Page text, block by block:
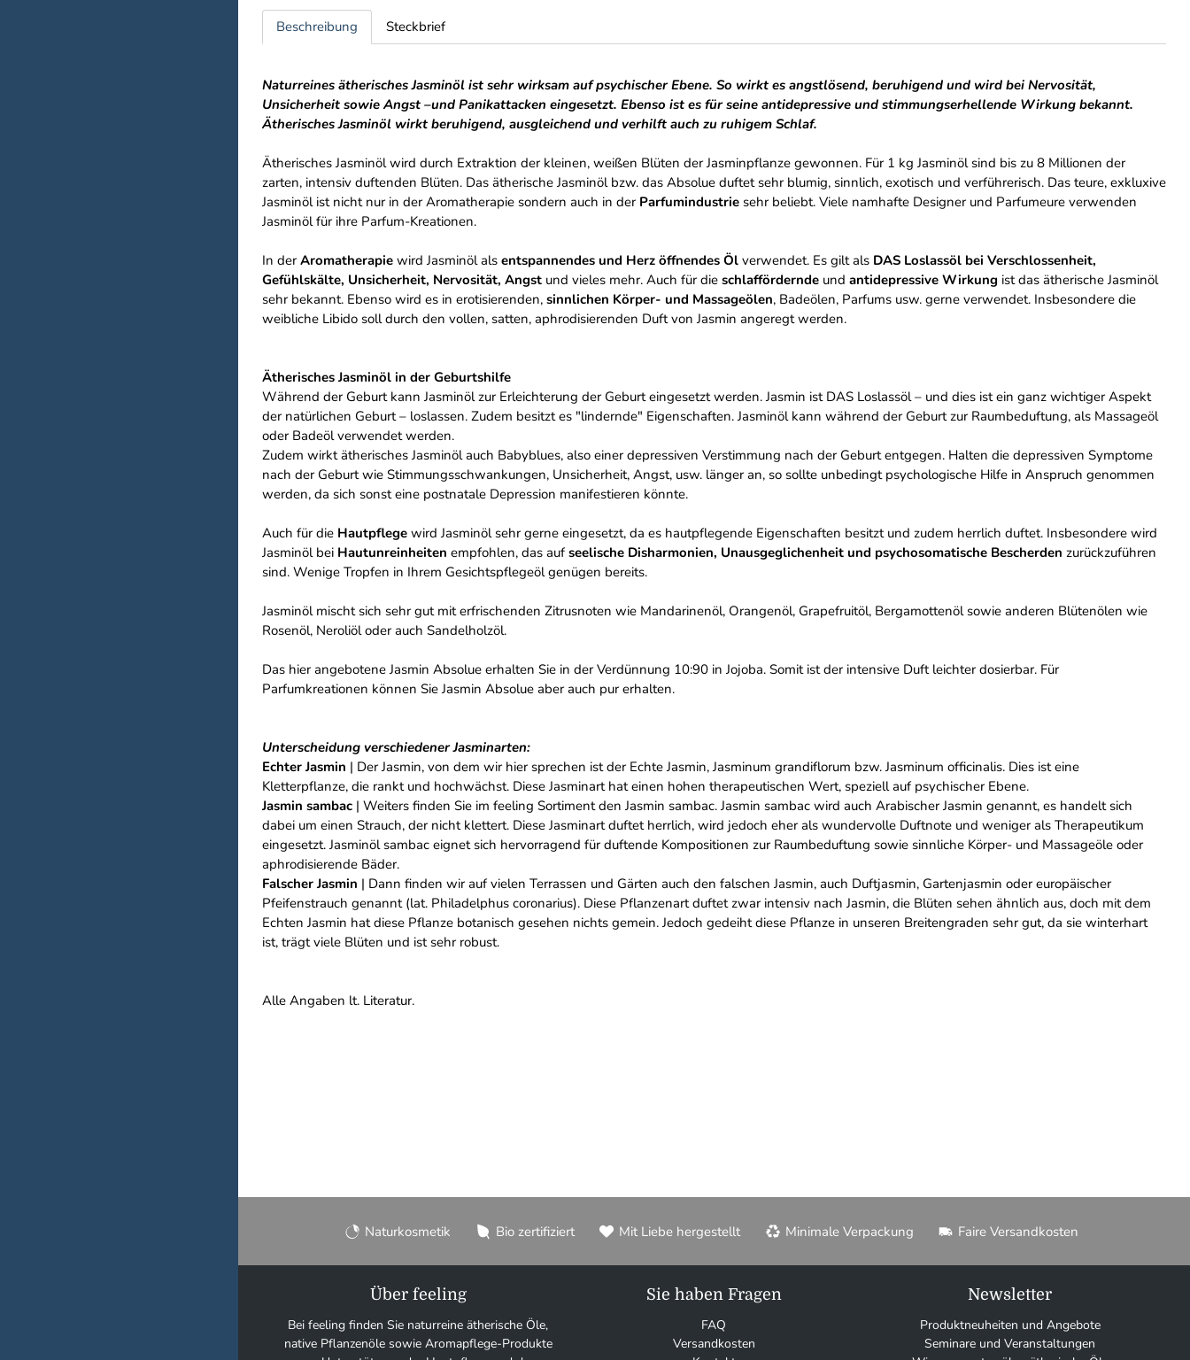
Beschreibung Steckbrief
Naturreines ätherisches Jasminöl ist sehr wirksam auf psychischer Ebene. So wirkt es angstlösend, beruhigend und wird bei Nervosität,
Unsicherheit sowie Angst –und Panikattacken eingesetzt. Ebenso ist es für seine antidepressive und stimmungserhellende Wirkung bekannt.
Ätherisches Jasminöl wirkt beruhigend, ausgleichend und verhilft auch zu ruhigem Schlaf.
Ätherisches Jasminöl wird durch Extraktion der kleinen, weißen Blüten der Jasminpflanze gewonnen. Für 1 kg Jasminöl sind bis zu 8 Millionen der
zarten, intensiv duftenden Blüten. Das ätherische Jasminöl bzw. das Absolue duftet sehr blumig, sinnlich, exotisch und verführerisch. Das teure, exkluxive
Jasminöl ist nicht nur in der Aromatherapie sondern auch in der Parfumindustriesehr beliebt. Viele namhafte Designer und Parfumeure verwenden
Jasminöl für ihre Parfum-Kreationen.
In derAromatherapiewird Jasminöl als entspannendes und Herz öffnendes Ölverwendet. Es gilt als DAS Loslassöl bei Verschlossenheit,
Gefühlskälte, Unsicherheit, Nervosität, Angstund vieles mehr. Auch für die schlafförderndeund antidepressive Wirkung ist das ätherische Jasminöl
sehr bekannt. Ebenso wird es in erotisierenden, sinnlichen Körper- und Massageölen, Badeölen, Parfums usw. gerne verwendet. Insbesondere die
weibliche Libido soll durch den vollen, satten, aphrodisierenden Duft von Jasmin angeregt werden.
Ätherisches Jasminöl in der Geburtshilfe
Während der Geburt kann Jasminöl zur Erleichterung der Geburt eingesetzt werden. Jasmin ist DAS Loslassöl – und dies ist ein ganz wichtiger Aspekt
der natürlichen Geburt – loslassen. Zudem besitzt es "lindernde" Eigenschaften. Jasminöl kann während der Geburt zur Raumbeduftung, als Massageöl
oder Badeöl verwendet werden.
Zudem wirkt ätherisches Jasminöl auch Babyblues, also einer depressiven Verstimmung nach der Geburt entgegen. Halten die depressiven Symptome
nach der Geburt wie Stimmungsschwankungen, Unsicherheit, Angst, usw. länger an, so sollte unbedingt psychologische Hilfe in Anspruch genommen
werden, da sich sonst eine postnatale Depression manifestieren könnte.
Auch für die Hautpflegewird Jasminöl sehr gerne eingesetzt, da es hautpflegende Eigenschaften besitzt und zudem herrlich duftet. Insbesondere wird
Jasminöl bei Hautunreinheiten empfohlen, das aufseelische Disharmonien, Unausgeglichenheit und psychosomatische Bescherden zurückzuführen
sind. Wenige Tropfen in Ihrem Gesichtspflegeöl genügen bereits.
Jasminöl mischt sich sehr gut mit erfrischenden Zitrusnoten wie Mandarinenöl, Orangenöl, Grapefruitöl, Bergamottenöl sowie anderen Blütenölen wie
Rosenöl, Neroliöl oder auch Sandelholzöl.
Das hier angebotene Jasmin Absolue erhalten Sie in der Verdünnung 10:90 in Jojoba. Somit ist der intensive Duft leichter dosierbar. Für
Parfumkreationen können Sie Jasmin Absolue aber auch pur erhalten.
Unterscheidung verschiedener Jasminarten:
Echter Jasmin | Der Jasmin, von dem wir hier sprechen ist der Echte Jasmin, Jasminum grandiflorum bzw. Jasminum officinalis. Dies ist eine
Kletterpflanze, die rankt und hochwächst. Diese Jasminart hat einen hohen therapeutischen Wert, speziell auf psychischer Ebene.
Jasmin sambac| Weiters finden Sie im feeling Sortiment den Jasmin sambac. Jasmin sambac wird auch Arabischer Jasmin genannt, es handelt sich
dabei um einen Strauch, der nicht klettert. Diese Jasminart duftet herrlich, wird jedoch eher als wundervolle Duftnote und weniger als Therapeutikum
eingesetzt. Jasminöl sambac eignet sich hervorragend für duftende Kompositionen zur Raumbeduftung sowie sinnliche Körper- und Massageöle oder
aphrodisierende Bäder.
Falscher Jasmin | Dann finden wir auf vielen Terrassen und Gärten auch den falschen Jasmin, auch Duftjasmin, Gartenjasmin oder europäischer
Pfeifenstrauch genannt (lat. Philadelphus coronarius). Diese Pflanzenart duftet zwar intensiv nach Jasmin, die Blüten sehen ähnlich aus, doch mit dem
Echten Jasmin hat diese Pflanze botanisch gesehen nichts gemein. Jedoch gedeiht diese Pflanze in unseren Breitengraden sehr gut, da sie winterhart
ist, trägt viele Blüten und ist sehr robust.
Alle Angaben lt. Literatur.
Naturkosmetik Bio zertifiziert Mit Liebe hergestellt Minimale Verpackung Faire Versandkosten
Über feeling
Bei feeling finden Sie naturreine ätherische Öle,
native Pflanzenöle sowie Aromapflege-Produkte
Sie haben Fragen
FAQ
Versandkosten
Newsletter
Produktneuheiten und Angebote
Seminare und Veranstaltungen